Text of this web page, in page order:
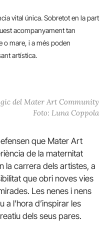
vital única. Sobretot en la part
acompanyament tan
o mare, i a més poden
artística.
del Mater Art Community
Foto: Luna Coppola
que Mater Art
de la maternitat
la carrera dels artistes, a
que obri noves vies
Les nenes i nens
l’hora d’inspirar les
dels seus pares.